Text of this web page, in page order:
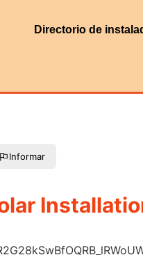
Directorio de
Informar